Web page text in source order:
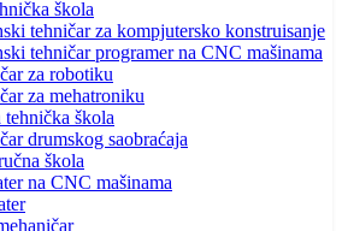
škola
tehničar za kompjutersko konstruisanje
tehničar programer na CNC mašinama
za robotiku
za mehatroniku
tehnička škola
drumskog saobraćaja
škola
na CNC mašinama